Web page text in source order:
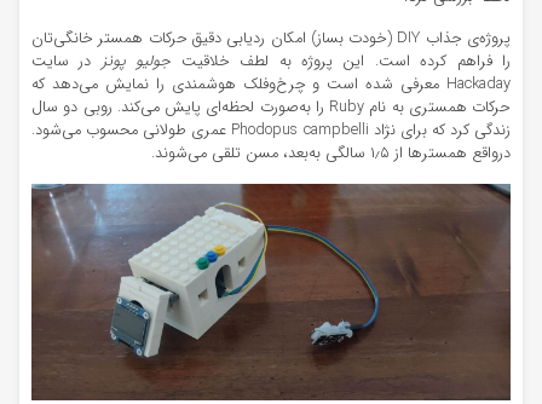
پروژه‌ی جذاب DIY (خودت بساز) امکان ردیابی دقیق حرکات همستر خانگی‌تان
را فراهم کرده است. این پروژه به لطف خلاقیت جولیو پونزدر سایت
Hackaday معرفی شده است و چرخ‌وفلک هوشمندی را نمایش می‌دهد که
حرکات همستری به نام Ruby را به‌صورت لحظه‌ای پایش می‌کند. روبی دو سال
زندگی کرد که برای نژاد Phodopus campbelli عمری طولانی محسوب می‌شود.
درواقع همسترها از ۱٫۵ سالگی به‌بعد، مسن تلقی می‌شوند.